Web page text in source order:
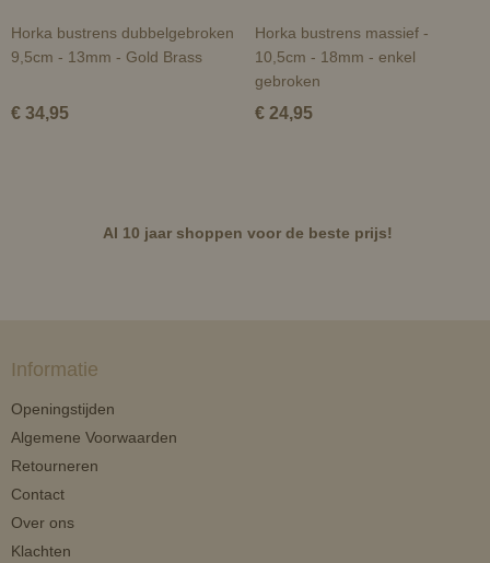
Horka bustrens dubbelgebroken
9,5cm - 13mm - Gold Brass
€ 34,95
Horka bustrens massief -
10,5cm - 18mm - enkel
gebroken
€ 24,95
Al 10 jaar shoppen voor de beste prijs!
Informatie
Openingstijden
Algemene Voorwaarden
Retourneren
Contact
Over ons
Klachten